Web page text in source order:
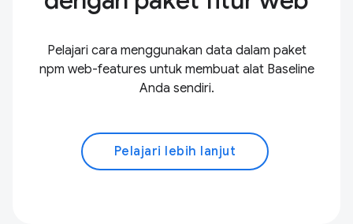
Pelajari cara menggunakan data dalam paket
npm web-features untuk membuat alat Baseline
Anda sendiri.
Pelajari lebih lanjut